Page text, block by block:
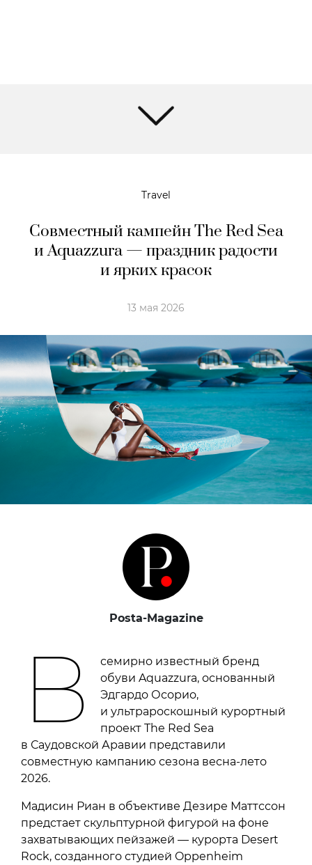
Travel
Совместный кампейн The Red Sea
и Aquazzura — праздник радости
и ярких красок
13 мая 2026
Posta-Magazine
В
семирно известный бренд
обуви Aquazzura, основанный
Эдгардо Осорио,
и ультрароскошный курортный
проект The Red Sea
в Саудовской Аравии представили
совместную кампанию сезона весна-лето
2026.
Мадисин Риан в объективе Дезире Маттссон
предстает скульптурной фигурой на фоне
захватывающих пейзажей — курорта Desert
Rock, созданного студией Oppenheim